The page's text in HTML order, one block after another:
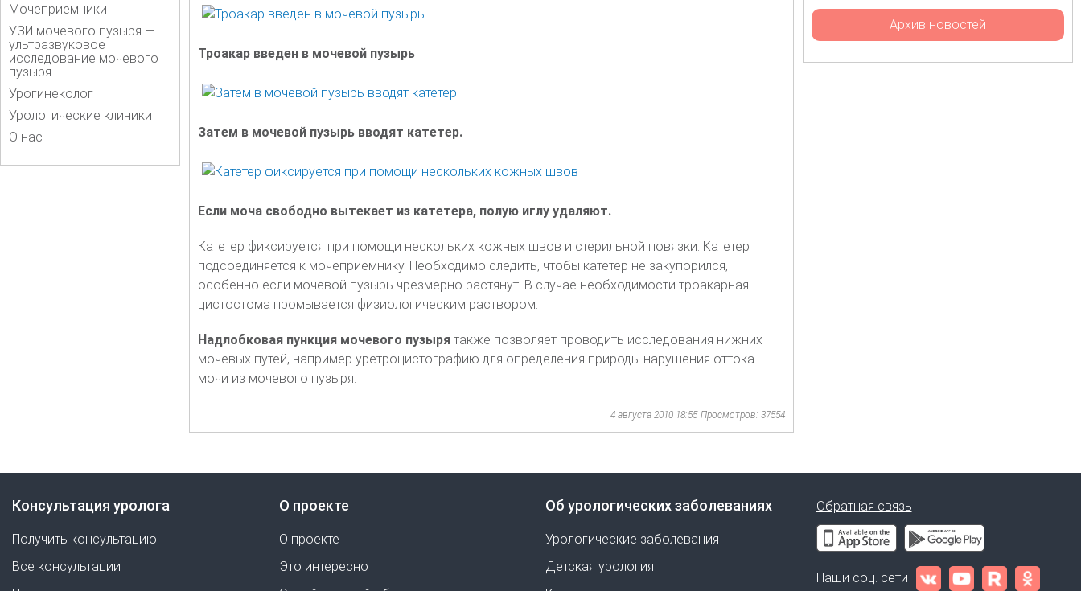
Мочеприемники
УЗИ мочевого пузыря —
ультразвуковое
исследование мочевого
пузыря
Урогинеколог
Урологические клиники
О нас
Троакар введен в мочевой пузырь
Затем в мочевой пузырь вводят катетер.
Если моча свободно вытекает из катетера, полую иглу удаляют.
Катетер фиксируется при помощи нескольких кожных швов и стерильной повязки. Катетер
подсоединяется к мочеприемнику. Необходимо следить, чтобы катетер не закупорился,
особенно если мочевой пузырь чрезмерно растянут. В случае необходимости троакарная
цистостома промывается физиологическим раствором.
Надлобковая пункция мочевого пузырятакже позволяет проводить исследования нижних
мочевых путей, например уретроцистографию для определения природы нарушения оттока
мочи из мочевого пузыря.
4 августа 2010 18:55 Просмотров: 37554
Архив новостей
Консультация уролога
Получить консультацию
Все консультации
О проекте
О проекте
Это интересно
Об урологических заболеваниях
Урологические заболевания
Детская урология
Обратная связь
Наши соц. сети